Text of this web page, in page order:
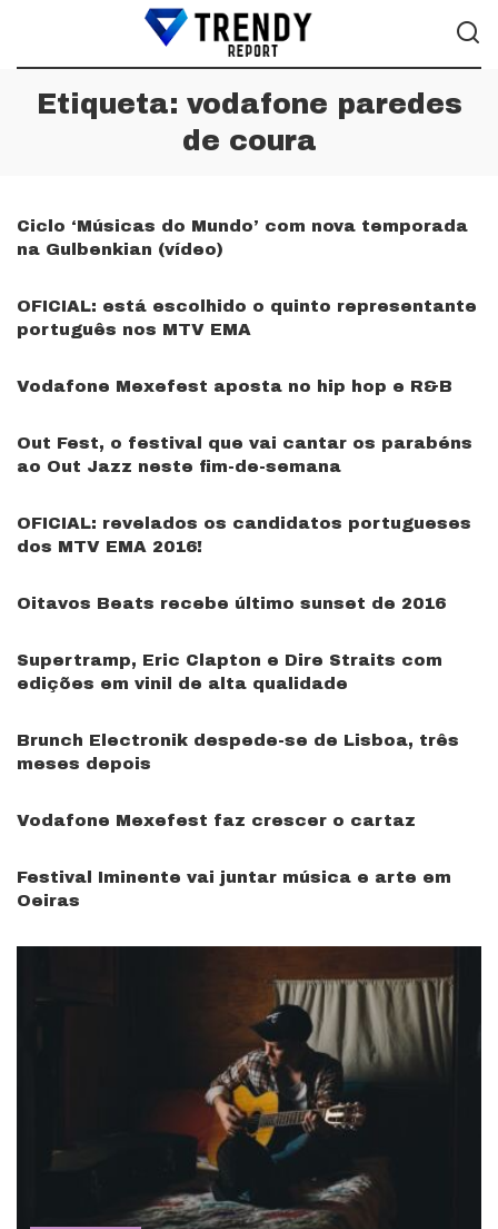
Etiqueta: vodafone paredes
de coura
Ciclo ‘Músicas do Mundo’ com nova temporada
na Gulbenkian (vídeo)
OFICIAL: está escolhido o quinto representante
português nos MTV EMA
Vodafone Mexefest aposta no hip hop e R&B
Out Fest, o festival que vai cantar os parabéns
ao Out Jazz neste fim-de-semana
OFICIAL: revelados os candidatos portugueses
dos MTV EMA 2016!
Oitavos Beats recebe último sunset de 2016
Supertramp, Eric Clapton e Dire Straits com
edições em vinil de alta qualidade
Brunch Electronik despede-se de Lisboa, três
meses depois
Vodafone Mexefest faz crescer o cartaz
Festival Iminente vai juntar música e arte em
Oeiras